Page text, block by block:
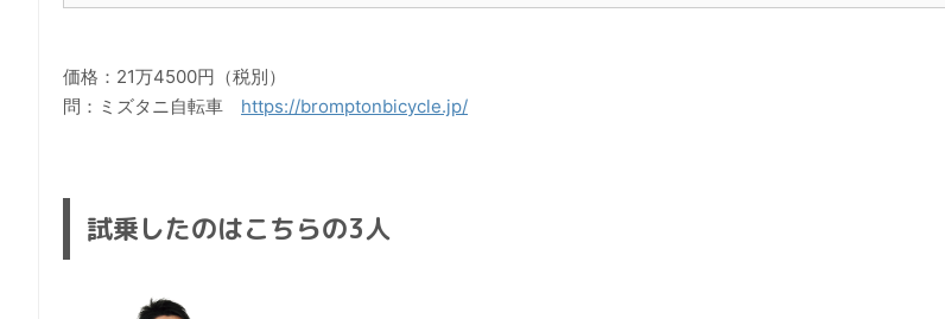
価格：21万4500円（税別）
問：ミズタニ自転車 https://bromptonbicycle.jp/
試乗したのはこちらの3人